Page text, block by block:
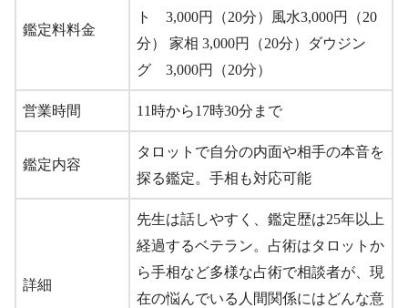
鑑定料料金
ト 3,000円（20分）風水3,000円（20
分） 家相 3,000円（20分）ダウジン
グ 3,000円（20分）
営業時間 11時から17時30分まで
鑑定内容
タロットで自分の内面や相手の本音を
探る鑑定。手相も対応可能
詳細
先生は話しやすく、鑑定歴は25年以上
経過するベテラン。占術はタロットか
ら手相など多様な占術で相談者が、現
在の悩んでいる人間関係にはどんな意